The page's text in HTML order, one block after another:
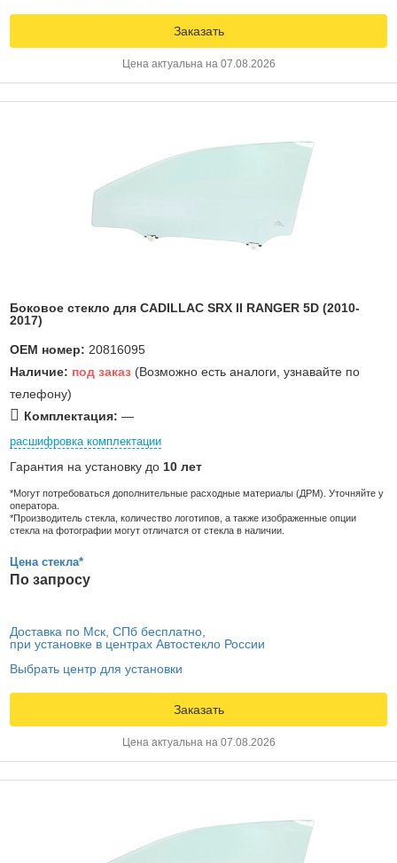
Заказать
Цена актуальна на 07.08.2026
Боковое стекло для CADILLAC SRX II RANGER 5D (2010-
2017)
OEM номер: 20816095
Наличие: под заказ (Возможно есть аналоги, узнавайте по
телефону)
Комплектация: —
расшифровка комплектации
Гарантия на установку до 10 лет
*Могут потребоваться дополнительные расходные материалы (ДРМ). Уточняйте у
оператора.
*Производитель стекла, количество логотипов, а также изображенные опции
стекла на фотографии могут отличатся от стекла в наличии.
Цена стекла*
По запросу
Доставка по Мск, СПб бесплатно,
при установке в центрах Автостекло России
Выбрать центр для установки
Заказать
Цена актуальна на 07.08.2026